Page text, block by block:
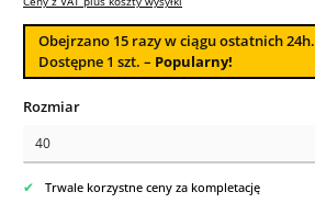
Obejrzano 15 razy w ciągu ostatnich 24h.
Dostępne 1 szt. – Popularny!
Wybierz
Rozmiar
✔ Trwale korzystne ceny za kompletację